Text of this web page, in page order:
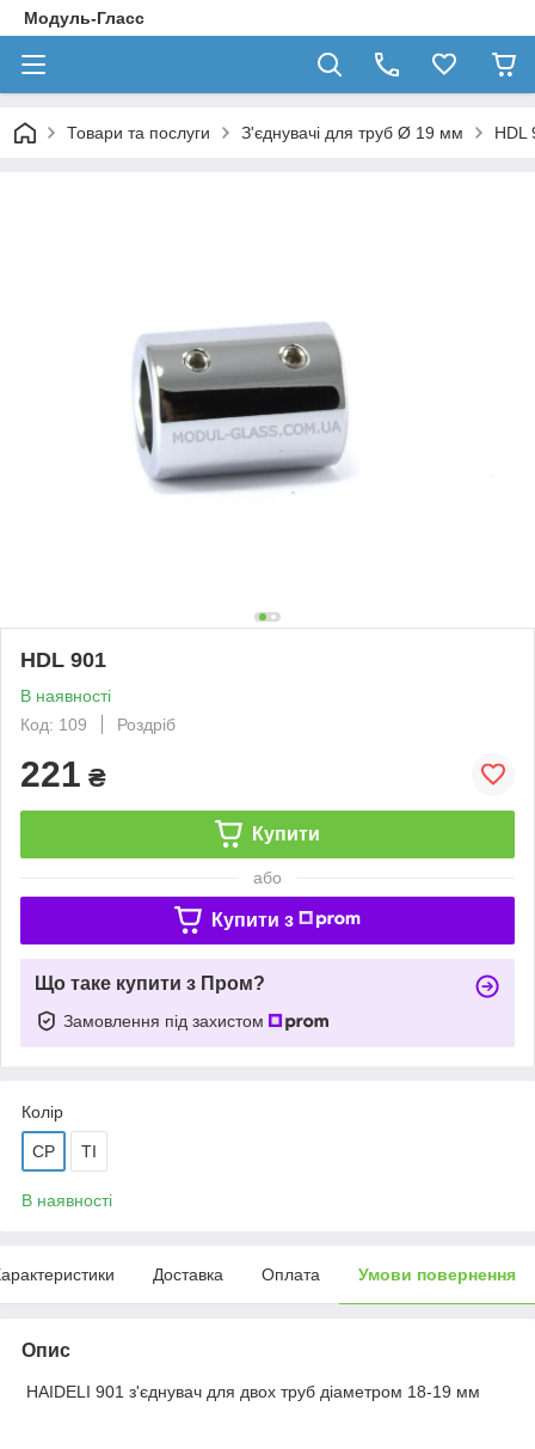
Модуль-Гласс
Товари та послуги З'єднувачі для труб Ø 19 мм HDL
HDL 901
В наявності
Код: 109
Роздріб
221 ₴
Купити
або
Купити з
Що таке купити з Пром?
Замовлення під захистом
Колір
CP TI
В наявності
Доставка Оплата Умови повернення
Опис
HAIDELI 901 з'єднувач для двох труб діаметром 18-19 мм